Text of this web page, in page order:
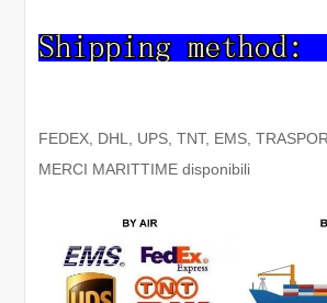
FEDEX, DHL, UPS, TNT, EMS,
MERCI MARITTIME disponibili